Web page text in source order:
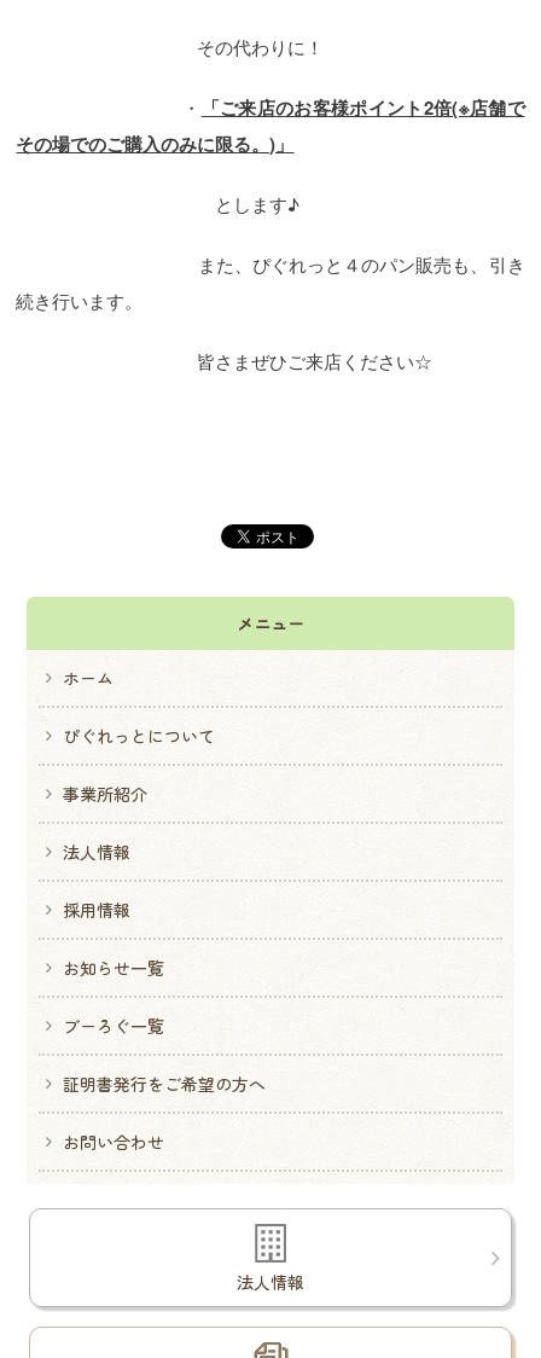
その代わりに！
・
「ご来店のお客様ポイント2倍(※店舗で
その場でのご購入のみに限る。)」
とします♪
また、ぴぐれっと４のパン販売も、引き
続き行います。
皆さまぜひご来店ください☆
メニュー
ホーム
ぴぐれっとについて
事業所紹介
法人情報
採用情報
お知らせ一覧
ブーろぐ一覧
証明書発行をご希望の方へ
お問い合わせ
法人情報